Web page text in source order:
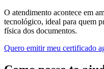
O atendimento acontece em
tecnológico, ideal para quem
física dos documentos.
Quero emitir meu certificado